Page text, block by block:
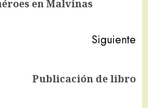
en Malvinas
Siguiente
Publicación de libro